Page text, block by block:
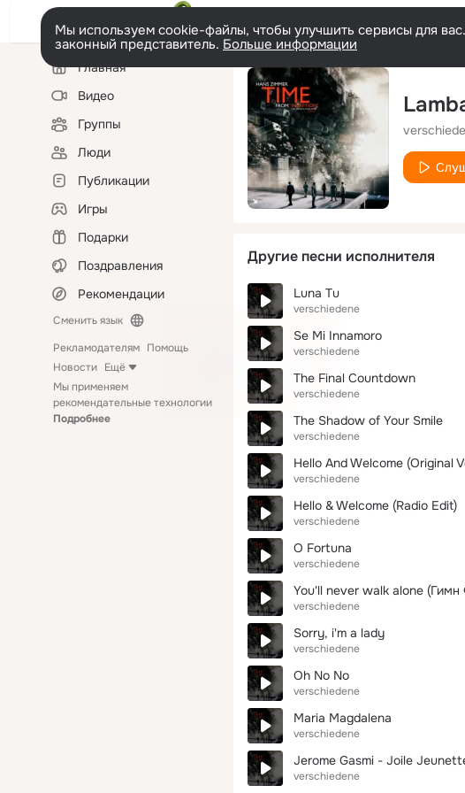
Мы используем cookie-файлы, чтобы улучшить сервисы для
законный представитель. Больше информации
Левая
колонкаГлавная
Видео
Группы
Люди
Публикации
Игры
Подарки
Поздравления
Рекомендации
Сменить язык
Рекламодателям Помощь
Новости Ещё
Мы применяем
рекомендательные технологии
Подробнее
Другие песни исполнителя
Luna Tu
verschiedene
Se Mi Innamoro
verschiedene
The Final Countdown
verschiedene
The Shadow of Your Smile
verschiedene
Hello And Welcome (Original
verschiedene
Hello & Welcome (Radio Edit)
verschiedene
O Fortuna
verschiedene
You'll never walk alone
verschiedene
Sorry, i'm a lady
verschiedene
Oh No No
verschiedene
Maria Magdalena
verschiedene
Jerome Gasmi - Joile
verschiedene